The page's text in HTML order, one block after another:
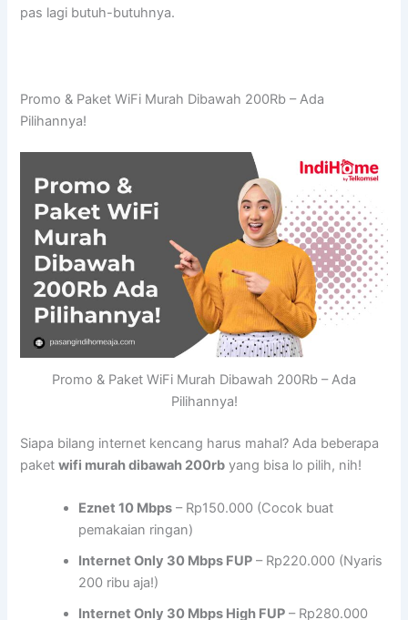
pas lagi butuh-butuhnya.
Promo & Paket WiFi Murah Dibawah 200Rb – Ada
Pilihannya!
Promo & Paket WiFi Murah Dibawah 200Rb – Ada
Pilihannya!
Siapa bilang internet kencang harus mahal? Ada beberapa
paketwifi murah dibawah 200rb yang bisa lo pilih, nih!
Eznet 10 Mbps – Rp150.000 (Cocok buat
pemakaian ringan)
Internet Only 30 Mbps FUP – Rp220.000 (Nyaris
200 ribu aja!)
Internet Only 30 Mbps High FUP – Rp280.000